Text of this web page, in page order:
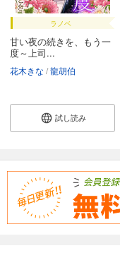
ラノベ
甘い夜の続きを、もう一
度～上司...
花木きな 龍胡伯
試し読み